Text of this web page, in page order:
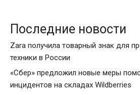
Последние новости
Zara получила товарный знак для
техники в России
«Сбер» предложил новые меры
инцидентов на складах Wildberries